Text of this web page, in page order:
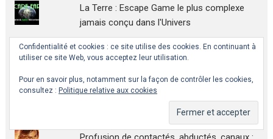
La Terre : Escape Game le plus complexe
jamais conçu dans l'Univers
Atelier Nouveau Ciel et Nouvelle Terre
à Bora Bora (partie 1)
Liste désopilante de sites
conspirationnistes éditée par une obscure
Confidentialité et cookies : ce site utilise des cookies. En continuant à
utiliser ce site Web, vous acceptez leur utilisation.
Pour en savoir plus, notamment sur la façon de contrôler les cookies,
consultez : Politique relative aux cookies